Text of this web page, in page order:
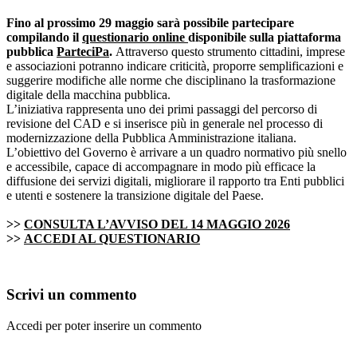
Fino al prossimo 29 maggio sarà possibile partecipare
compilando il questionario online disponibile sulla piattaforma
pubblica ParteciPa. Attraverso questo strumento cittadini, imprese
e associazioni potranno indicare criticità, proporre semplificazioni e
suggerire modifiche alle norme che disciplinano la trasformazione
digitale della macchina pubblica.
L’iniziativa rappresenta uno dei primi passaggi del percorso di
revisione del CAD e si inserisce più in generale nel processo di
modernizzazione della Pubblica Amministrazione italiana.
L’obiettivo del Governo è arrivare a un quadro normativo più snello
e accessibile, capace di accompagnare in modo più efficace la
diffusione dei servizi digitali, migliorare il rapporto tra Enti pubblici
e utenti e sostenere la transizione digitale del Paese.
>> CONSULTA L’AVVISO DEL 14 MAGGIO 2026
>> ACCEDI AL QUESTIONARIO
Scrivi un commento
Accedi per poter inserire un commento